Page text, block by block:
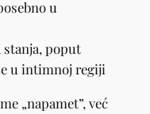
u
stanja, poput
u intimnoj regiji
„napamet”, već